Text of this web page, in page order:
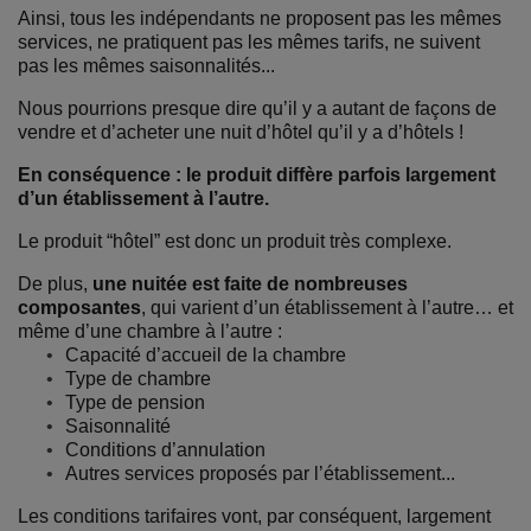
Ainsi, tous les indépendants ne proposent pas les mêmes
services, ne pratiquent pas les mêmes tarifs, ne suivent
pas les mêmes saisonnalités...
Nous pourrions presque dire qu’il y a autant de façons de
vendre et d’acheter une nuit d’hôtel qu’il y a d’hôtels !
En conséquence : le produit diffère parfois largement
d’un établissement à l’autre.
Le produit “hôtel” est donc un produit très complexe.
De plus, une nuitée est faite de nombreuses
composantes, qui varient d’un établissement à l’autre… et
même d’une chambre à l’autre :
Capacité d’accueil de la chambre
Type de chambre
Type de pension
Saisonnalité
Conditions d’annulation
Autres services proposés par l’établissement...
Les conditions tarifaires vont, par conséquent, largement